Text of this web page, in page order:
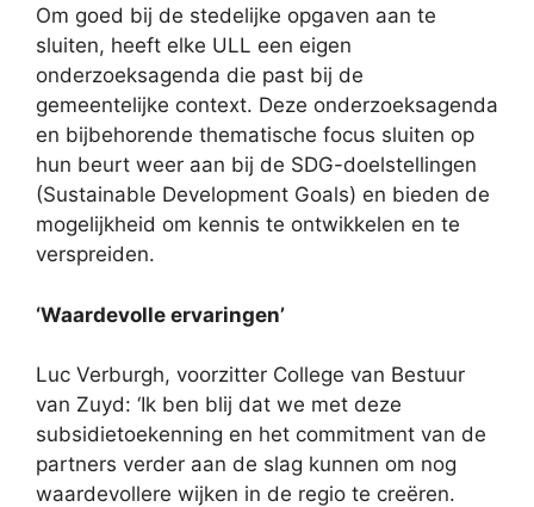
Om goed bij de stedelijke opgaven aan te
sluiten, heeft elke ULL een eigen
onderzoeksagenda die past bij de
gemeentelijke context. Deze onderzoeksagenda
en bijbehorende thematische focus sluiten op
hun beurt weer aan bij de SDG-doelstellingen
(Sustainable Development Goals) en bieden de
mogelijkheid om kennis te ontwikkelen en te
verspreiden.
‘Waardevolle ervaringen’
Luc Verburgh, voorzitter College van Bestuur
van Zuyd: ‘Ik ben blij dat we met deze
subsidietoekenning en het commitment van de
partners verder aan de slag kunnen om nog
waardevollere wijken in de regio te creëren.